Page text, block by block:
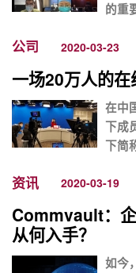
的重
公司 2020-03-23
一场20万人的
在中
下成
下简
资讯 2020-03-19
Commvault：
从何入手？
如今